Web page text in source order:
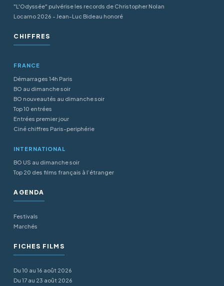
"L'Odyssée" pulvérise les records de Christopher Nolan
Locarno 2026 - Jean-Luc Bideau honoré
CHIFFRES
FRANCE
Démarrages 14h Paris
BO au dimanche soir
BO nouveautés au dimanche soir
Top 10 entrées
Entrées premier jour
Ciné chiffres Paris-periphérie
INTERNATIONAL
BO US au dimanche soir
Top 20 des films français à l’étranger
AGENDA
Festivals
Marchés
FICHES FILMS
Du 10 au 16 août 2026
Du 17 au 23 août 2026